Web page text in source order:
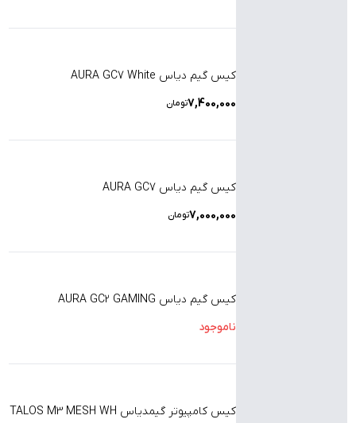
کیس گیم دیاس AURA GC7 White
7,400,000تومان
کیس گیم دیاس AURA GC7
7,000,000تومان
کیس گیم دیاس AURA GC2 GAMING
ناموجود
کیس کامپیوتر گیمدیاس TALOS M3 MESH WH